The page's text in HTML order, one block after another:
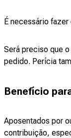
É necessário
Será preciso que
pedido. Perícia
Benefício
Aposentados por
contribuição,